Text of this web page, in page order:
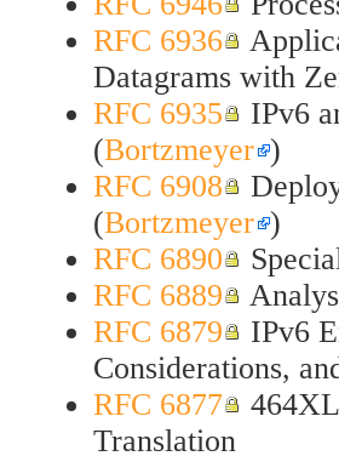
RFC 6936
Datagrams with
RFC 6935
IPv6
(Bortzmeyer )
RFC 6908
(Bortzmeyer )
RFC 6890
RFC 6889
RFC 6879
IPv6
Considerations,
RFC 6877
Translation